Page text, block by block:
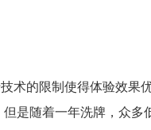
术的限制使得体验效果
是随着一年洗牌，众